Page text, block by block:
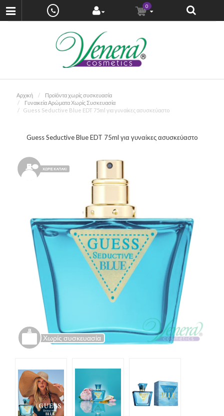
0
Αρχική
Προϊόντα χωρίς συσκευασία
Γυναικεία Αρώματα Χωρίς Συσκευασία
Guess Seductive Blue EDT 75ml για γυναίκες ασυσκεύαστo
Guess Seductive Blue EDT 75ml για γυναίκες ασυσκεύαστo
Χωρίς συσκευασία